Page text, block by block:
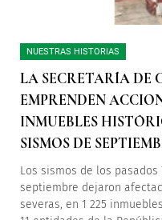
NUESTRAS HISTORIAS
LA SECRETARÍA DE
EMPRENDEN
INMUEBLES
SISMOS DE
Los sismos de los pasados
septiembre dejaron
severas, en 1 225